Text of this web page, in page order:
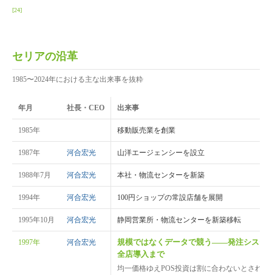
[24]
セリアの沿革
1985〜2024年における主な出来事を抜粋
年月 社長・CEO 出来事
1985年 移動販売業を創業
1987年 河合宏光 山洋エージェンシーを設立
1988年7月 河合宏光 本社・物流センターを新築
1994年 河合宏光 100円ショップの常設店舗を展開
1995年10月 河合宏光 静岡営業所・物流センターを新築移転
1997年 河合宏光
規模ではなくデータで競う——発注システ
全店導入まで
均一価格ゆえPOS投資は割に合わないとされ